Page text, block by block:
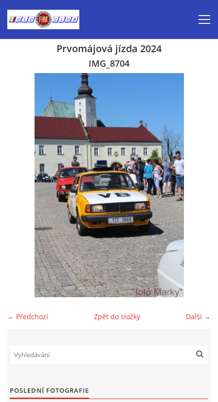
Aktuálně-pozvánky
Kalendář veteránských akcí 2026
Prvomájová jízda 2026
Old Fiat Club historie
Zajímavé nápady, nebo jen rady??
Old Fiat Club kontakty
Poháry a ceny členů klubu
Benzín - Čas bioblaženosti přichází
Moderní nafta
Prvomájová jízda 2024
IMG_8704
← Předchozí Další →
Zpět do složky
POSLEDNÍ FOTOGRAFIE